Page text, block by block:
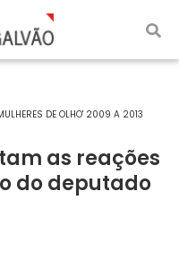
DE OLHO' 2009 A 2013
as reações
do deputado